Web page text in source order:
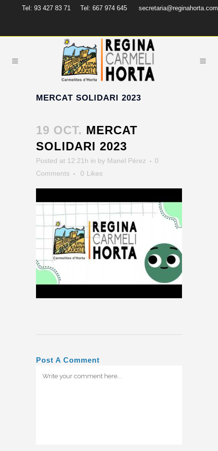
Tel: 93 427 83 71 Tel: 667 974 645 secretaria@reginahorta.com
MERCAT SOLIDARI 2023
19 OCT. MERCAT
SOLIDARI 2023
Posted at 12:21h in by Manel Pérez
0
Comments
0 Likes
Post A Comment